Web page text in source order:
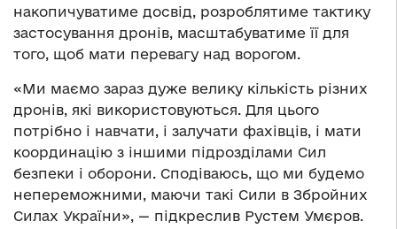
накопичуватиме досвід, розроблятиме тактику
застосування дронів, масштабуватиме її для
того, щоб мати перевагу над ворогом.
«Ми маємо зараз дуже велику кількість різних
дронів, які використовуються. Для цього
потрібно і навчати, і залучати фахівців, і мати
координацію з іншими підрозділами Сил
безпеки і оборони. Сподіваюсь, що ми будемо
непереможними, маючи такі Сили в Збройних
Силах України», — підкреслив Рустем Умєров.